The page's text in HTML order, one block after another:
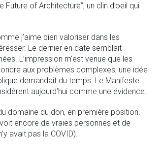
of Architecture”, un clin d’oeil qui
j’aime bien valoriser dans les
Le dernier en date semblait
L’impression m’est venue que les
aux problèmes complexes, une idée
demandait du temps. Le Manifeste
aujourd’hui comme une évidence.
domaine du don, en première position.
encore de vraies personnes et de
avait pas la COVID).